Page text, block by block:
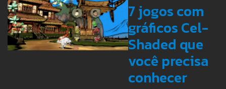
7 jogos com
gráficos Cel-
Shaded que
você precisa
conhecer